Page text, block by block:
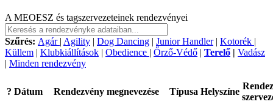
A MEOESZ és tagszervezeteinek rendezvényei
Szűrés: Agár | Agility | Dog Dancing | Junior Handler| Kotorék |
Küllem | Klubkiállítások | Obedience | Őrző-Védő | Terelő | Vadász
| Minden rendezvény
? Dátum Rendezvény megnevezése Típusa Helyszíne